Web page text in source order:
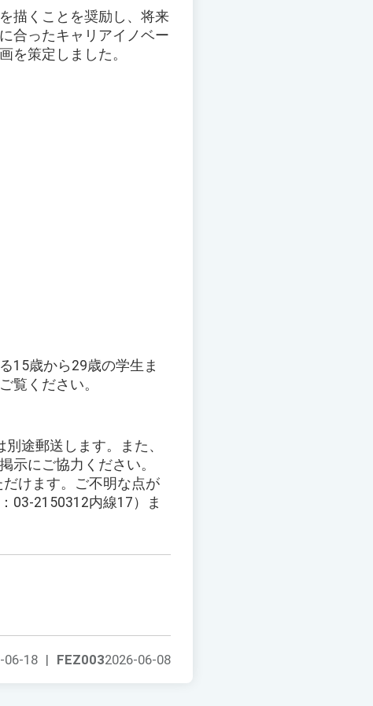
描くことを奨励し、将来
合ったキャリアイノベー
を策定しました。
15歳から29歳の学生ま
覧ください。
途郵送します。また、
示にご協力ください。
けます。ご不明な点が
03-2150312内線17）ま
FEZ0032026-06-08
06-18 |